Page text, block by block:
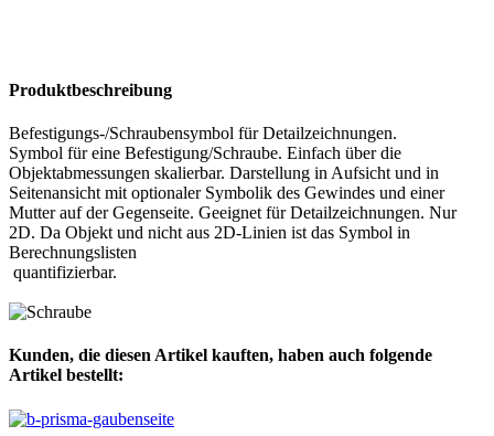
Produktbeschreibung
Befestigungs-/Schraubensymbol für Detailzeichnungen.
Symbol für eine Befestigung/Schraube. Einfach über die
Objektabmessungen skalierbar. Darstellung in Aufsicht und in
Seitenansicht mit optionaler Symbolik des Gewindes und einer
Mutter auf der Gegenseite. Geeignet für Detailzeichnungen. Nur
2D. Da Objekt und nicht aus 2D-Linien ist das Symbol in
Berechnungslisten
quantifizierbar.
Kunden, die diesen Artikel kauften, haben auch folgende
Artikel bestellt: